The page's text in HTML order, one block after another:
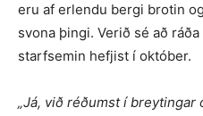
eru af erlendu bergi brotin
svona þingi. Verið sé að
starfsemin hefjist í október.
„Já, við réðumst í breytingar